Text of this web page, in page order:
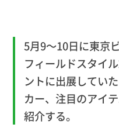
5月9～10日に東京
フィールドスタイ
ントに出展してい
カー、注目のアイ
紹介する。